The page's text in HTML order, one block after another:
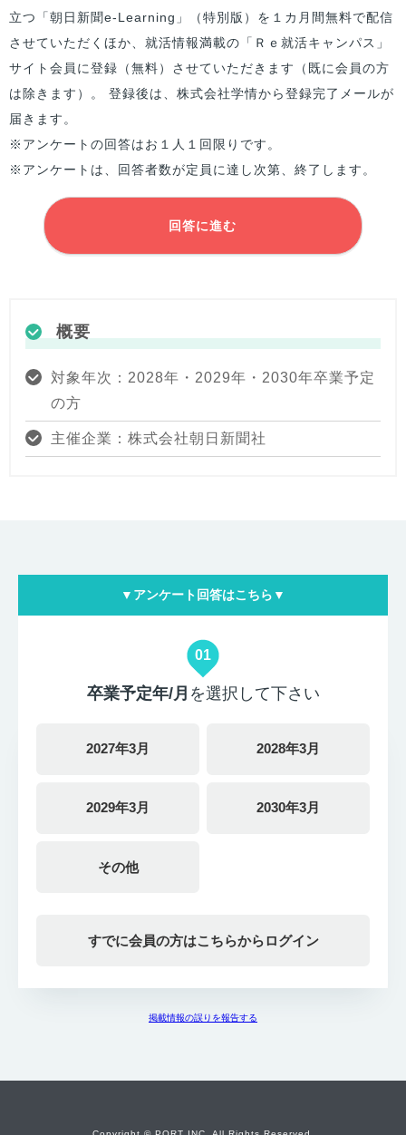
立つ「朝日新聞e-Learning」（特別版）を１カ月間無料で配信
させていただくほか、就活情報満載の「Ｒｅ就活キャンパス」
サイト会員に登録（無料）させていただきます（既に会員の方
は除きます）。 登録後は、株式会社学情から登録完了メールが
届きます。
※アンケートの回答はお１人１回限りです。
※アンケートは、回答者数が定員に達し次第、終了します。
回答に進む
概要
対象年次：2028年・2029年・2030年卒業予定
の方
主催企業：株式会社朝日新聞社
▼アンケート回答はこちら▼
01
卒業予定年/月 を選択して下さい
2027年3月 2028年3月
2029年3月 2030年3月
その他
すでに会員の方はこちらからログイン
掲載情報の誤りを報告する